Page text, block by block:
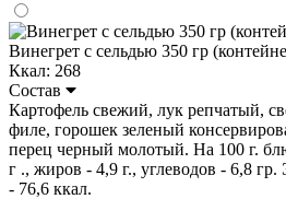
Винегрет с сельдью 350 гр
Ккал: 268
Состав
Картофель свежий, лук репчатый,
филе, горошек зеленый
перец черный молотый. На 100 г.
г ., жиров - 4,9 г., углеводов - 6,8 гр.
- 76,6 ккал.